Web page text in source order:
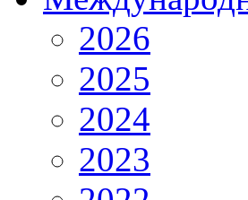
2026
2025
2024
2023